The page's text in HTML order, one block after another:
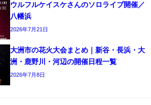
ウルフルケイスケさんのソロライブ開催／
八幡浜
2026年7月21日
大洲市の花火大会まとめ｜新谷・長浜・大
洲・鹿野川・河辺の開催日程一覧
2026年7月8日